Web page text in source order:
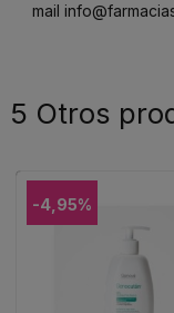
mail
5 Otros
-4,95%